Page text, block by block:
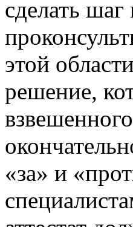
сделать
этой
решение,
«за» и